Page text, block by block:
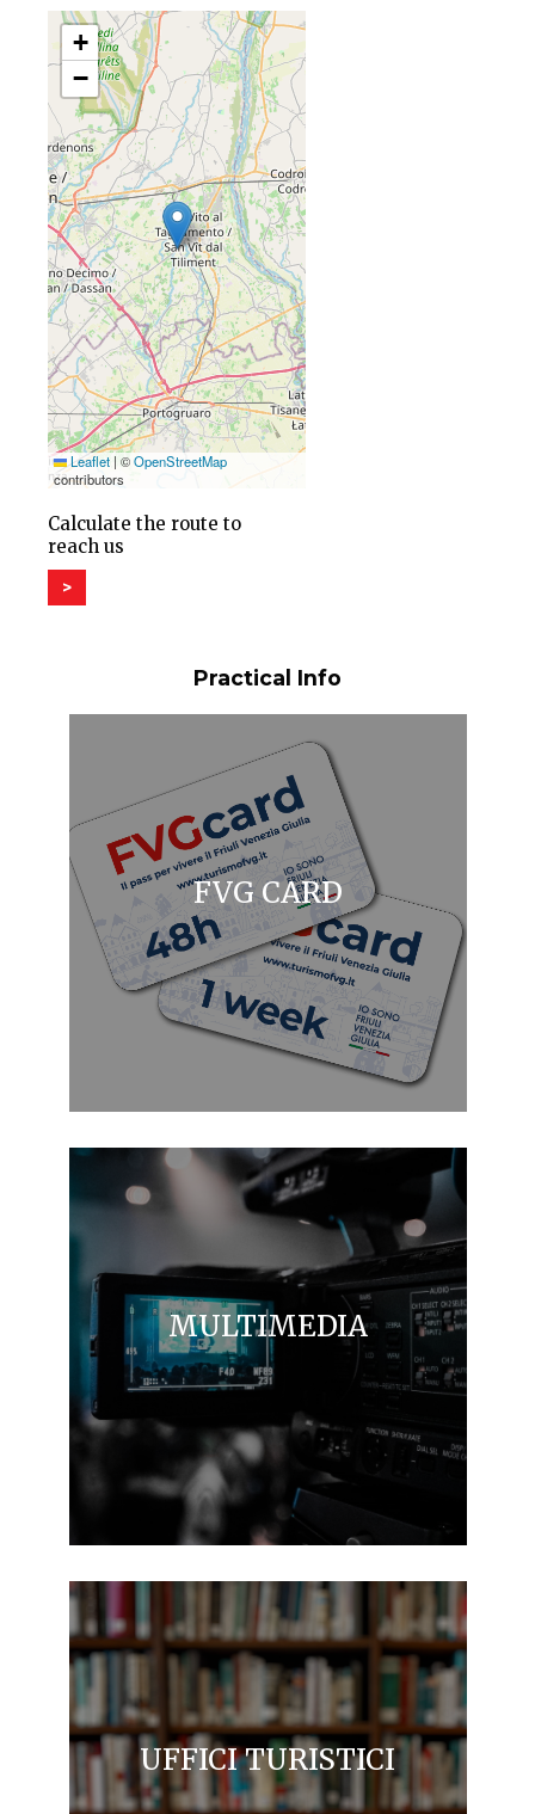
+
−
Leaflet | ©OpenStreetMap
contributors
Calculate the route to
reach us
>
Practical Info
FVG CARD
MULTIMEDIA
UFFICI TURISTICI